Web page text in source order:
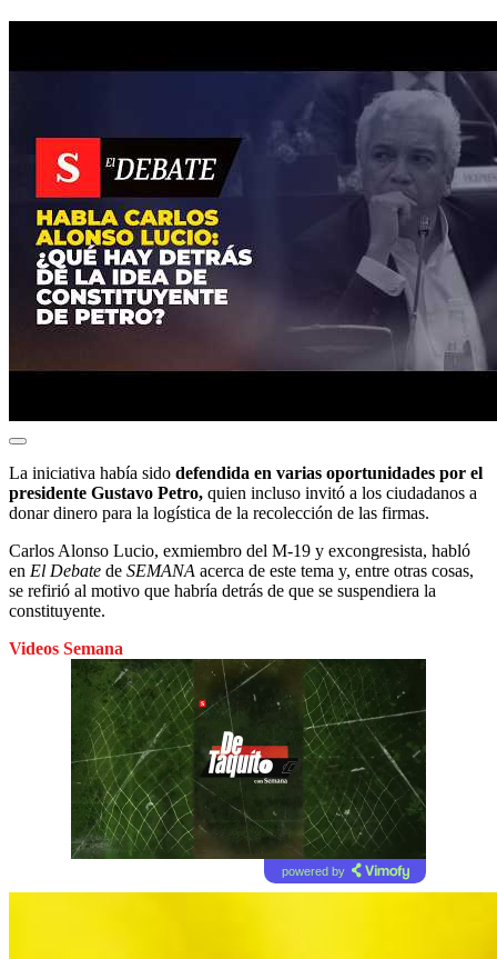
La iniciativa había sido defendida en varias oportunidades por el
presidente Gustavo Petro, quien incluso invitó a los ciudadanos a
donar dinero para la logística de la recolección de las firmas.
Carlos Alonso Lucio, exmiembro del M-19 y excongresista, habló
en El Debate de SEMANA acerca de este tema y, entre otras cosas,
se refirió al motivo que habría detrás de que se suspendiera la
constituyente.
Videos Semana
powered by